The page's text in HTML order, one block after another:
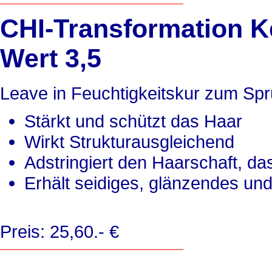
CHI-Transformation
Wert 3,5
Leave in Feuchtigkeitskur zum
Stärkt und schützt das Haar
Wirkt Strukturausgleichend
Adstringiert den Haarschaft,
Erhält seidiges, glänzendes
Preis: 25,60.- €